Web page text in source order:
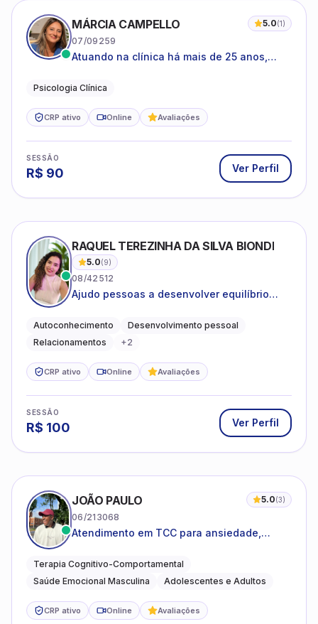
MÁRCIA CAMPELLO 5.0(1)
07/09259
Atuando na clínica há mais de 25 anos,
estruturas, com experiência em
Psicologia Clínica
CRP ativo Online Avaliações
SESSÃO
R$ 90 Ver Perfil
RAQUEL TEREZINHA DA SILVA BIONDI
5.0(9)
08/42512
Ajudo pessoas a desenvolver equilíbrio
Autoconhecimento
Desenvolvimento pessoal
Relacionamentos
+2
CRP ativo Online Avaliações
SESSÃO
R$ 100 Ver Perfil
JOÃO PAULO 5.0(3)
06/213068
Atendimento em TCC para ansiedade,
emocional
Terapia Cognitivo-Comportamental
Saúde Emocional Masculina
Adolescentes e Adultos
CRP ativo Online Avaliações